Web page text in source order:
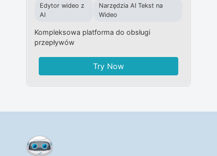
Edytor wideo z
AI
Narzędzia AI Tekst na
Wideo
Kompleksowa platforma do obsługi
przepływów
Try Now